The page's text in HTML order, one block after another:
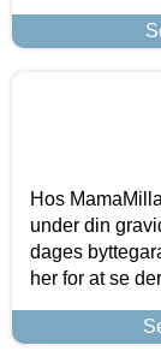
Hos
under din
dages
her for at se